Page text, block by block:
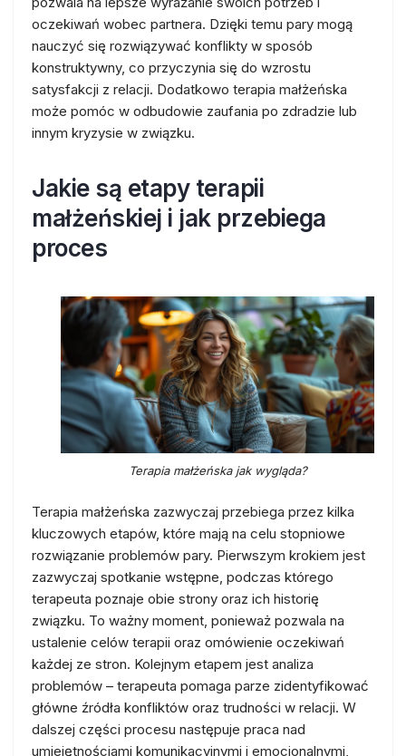
oczekiwań wobec partnera. Dzięki temu pary mogą
nauczyć się rozwiązywać konflikty w sposób
konstruktywny, co przyczynia się do wzrostu
satysfakcji z relacji. Dodatkowo terapia małżeńska
może pomóc w odbudowie zaufania po zdradzie lub
innym kryzysie w związku.
Jakie są etapy terapii
małżeńskiej i jak przebiega
proces
Terapia małżeńska jak wygląda?
Terapia małżeńska zazwyczaj przebiega przez kilka
kluczowych etapów, które mają na celu stopniowe
rozwiązanie problemów pary. Pierwszym krokiem jest
zazwyczaj spotkanie wstępne, podczas którego
terapeuta poznaje obie strony oraz ich historię
związku. To ważny moment, ponieważ pozwala na
ustalenie celów terapii oraz omówienie oczekiwań
każdej ze stron. Kolejnym etapem jest analiza
problemów – terapeuta pomaga parze zidentyfikować
główne źródła konfliktów oraz trudności w relacji. W
dalszej części procesu następuje praca nad
umiejętnościami komunikacyjnymi i emocjonalnymi,